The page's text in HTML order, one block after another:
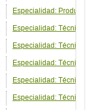
Especialidad:
Especialidad: Técnicas
Especialidad: Técnicas
Especialidad: Técnicas
Especialidad: Técnicas
Especialidad: Técnicas